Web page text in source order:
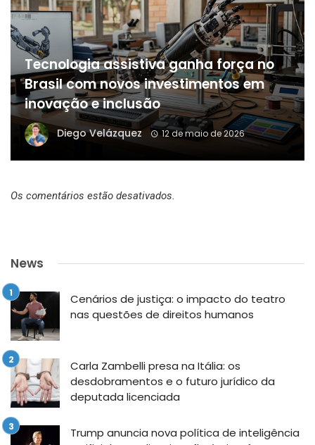
Tecnologia assistiva ganha força no
Brasil com novos investimentos em
inovação e inclusão
Diego Velázquez 12 de maio de 2026
Os comentários estão desativados.
News
Cenários de justiça: o impacto do teatro
nas questões de direitos humanos
Carla Zambelli presa na Itália: os
desdobramentos e o futuro jurídico da
deputada licenciada
Trump anuncia nova política de inteligência